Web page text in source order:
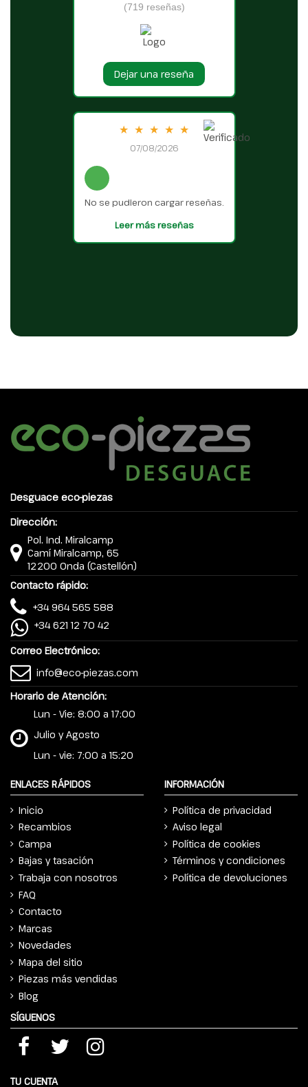
(719 reseñas)
Dejar una reseña
★ ★ ★ ★ ★
07/08/2026
No se pudieron cargar reseñas.
Leer más reseñas
Desguace eco-piezas
Dirección:
Pol. Ind. Miralcamp
Camí Miralcamp, 65
12200 Onda (Castellón)
Contacto rápido:
+34 964 565 588
+34 621 12 70 42
Correo Electrónico:
info@eco-piezas.com
Horario de Atención:
Lun - Vie: 8:00 a 17:00
Julio y Agosto
Lun - vie: 7:00 a 15:20
ENLACES RÁPIDOS
Inicio
Recambios
Campa
Bajas y tasación
Trabaja con nosotros
FAQ
Contacto
Marcas
Novedades
Mapa del sitio
Piezas más vendidas
Blog
INFORMACIÓN
Política de privacidad
Aviso legal
Política de cookies
Términos y condiciones
Política de devoluciones
SÍGUENOS
TU CUENTA